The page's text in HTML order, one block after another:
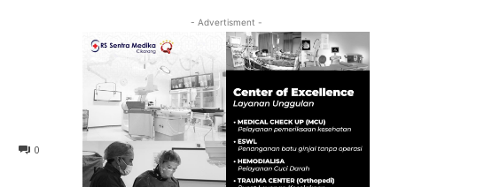
0
- Advertisment -